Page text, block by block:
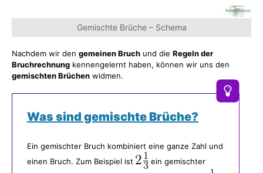
Gemischte Brüche – Schema
Nachdem wir den gemeinen Bruch und die Regeln der
Bruchrechnung kennengelernt haben, können wir uns den
gemischten Brüchen widmen.
Was sind gemischte Brüche?
Ein gemischter Bruch kombiniert eine ganze Zahl und
einen Bruch. Zum Beispiel ist
ein gemischter